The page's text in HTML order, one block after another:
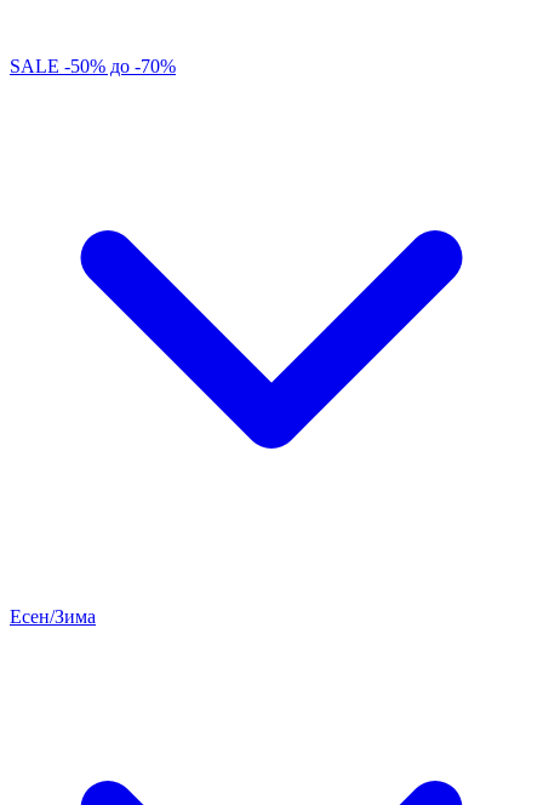
SALE -50% до -70%
Есен/Зима